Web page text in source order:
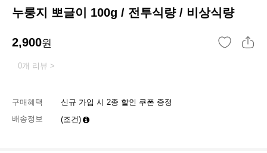
누룽지 뽀글이 100g / 전투식량 / 비상식량
2,900원
0개 리뷰 >
구매혜택
신규 가입 시 2종 할인 쿠폰 증정
배송정보
(조건)